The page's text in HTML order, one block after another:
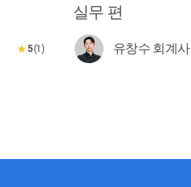
5 (1)
실무 편
유창수 회계사